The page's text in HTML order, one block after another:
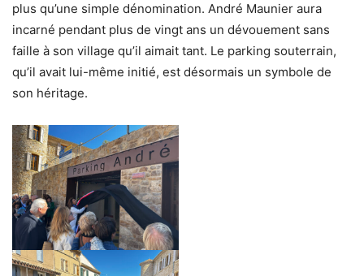
plus qu’une simple dénomination. André Maunier aura
incarné pendant plus de vingt ans un dévouement sans
faille à son village qu’il aimait tant. Le parking souterrain,
qu’il avait lui-même initié, est désormais un symbole de
son héritage.